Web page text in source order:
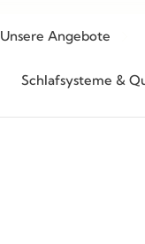
Unsere Angebote
Schlafsysteme &